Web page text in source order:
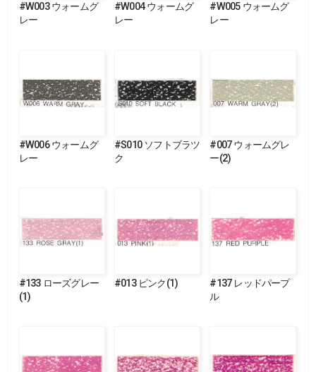
#W003 ウォームグ
レー
#W004 ウォームグ
レー
#W005 ウォームグ
レー
#W006 ウォームグ
レー
#S010 ソフトブラツ
ク
#007 ウォームグレ
ー(2)
#133 ローズグレー
(1)
#013 ピンク(1)
#137 レッドパープ
ル